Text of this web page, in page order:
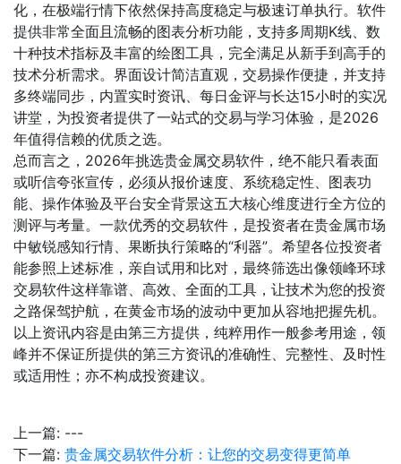
化，在极端行情下依然保持高度稳定与极速订单执行。软件
提供非常全面且流畅的图表分析功能，支持多周期K线、数
十种技术指标及丰富的绘图工具，完全满足从新手到高手的
技术分析需求。界面设计简洁直观，交易操作便捷，并支持
多终端同步，内置实时资讯、每日金评与长达15小时的实况
讲堂，为投资者提供了一站式的交易与学习体验，是2026
年值得信赖的优质之选。
总而言之，2026年挑选贵金属交易软件，绝不能只看表面
或听信夸张宣传，必须从报价速度、系统稳定性、图表功
能、操作体验及平台安全背景这五大核心维度进行全方位的
测评与考量。一款优秀的交易软件，是投资者在贵金属市场
中敏锐感知行情、果断执行策略的“利器”。希望各位投资者
能参照上述标准，亲自试用和比对，最终筛选出像领峰环球
交易软件这样靠谱、高效、全面的工具，让技术为您的投资
之路保驾护航，在黄金市场的波动中更加从容地把握先机。
以上资讯内容是由第三方提供，纯粹用作一般参考用途，领
峰并不保证所提供的第三方资讯的准确性、完整性、及时性
或适用性；亦不构成投资建议。
上一篇: ---
下一篇: 贵金属交易软件分析：让您的交易变得更简单